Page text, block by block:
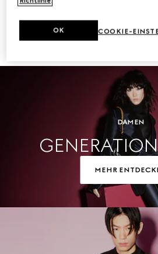
DAMEN
MEHR
COOKIE-
OK